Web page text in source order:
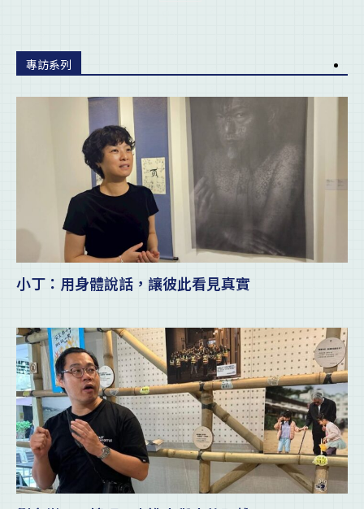
專訪系列
小丁：用身體說話，讓彼此看見真實